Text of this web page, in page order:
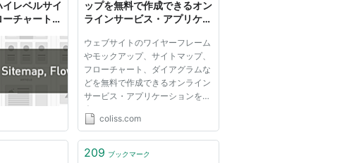
レベルサイ
ーチャートな
ップを無料で作成できるオン
ラインサービス・アプリケー
ウェブサイトのワイヤーフレーム
やモックアップ、サイトマップ、
フローチャート、ダイアグラムな
どを無料で作成できるオンライン
サービス・アプリケーションを紹
介します。
coliss.com
209 ブックマーク